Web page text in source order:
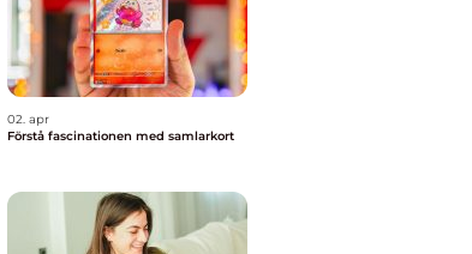
02. apr
Förstå fascinationen med samlarkort